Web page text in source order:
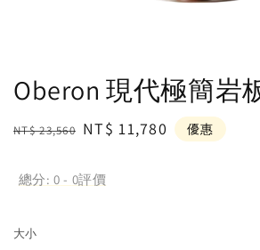
Oberon 現代極簡岩
Regular
NT$ 23,560 Sale
NT$ 11,780 優惠
總分:0 - 0評價
大小